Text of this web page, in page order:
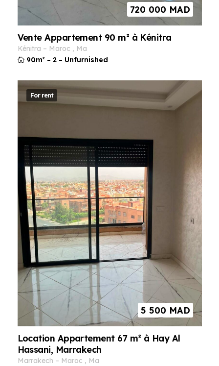
720 000 MAD
Vente Appartement 90 m² à Kénitra
kénitra – maroc ,
ma
90m² – 2 – Unfurnished
For rent
5 500 MAD
Location Appartement 67 m² à Hay Al
Hassani, Marrakech
marrakech – maroc ,
ma